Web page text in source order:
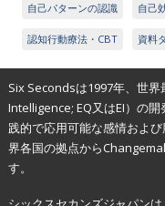
自己パターンの認識 自己
認知行動療法・CBT 資料
Six Secondsは1997年、世
Intelligence; EQ又はEI）の
践的で応用可能な感情およ
界各国の拠点から
す。